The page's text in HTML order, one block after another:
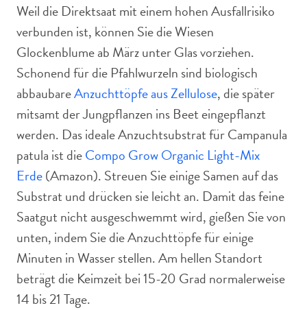
Weil die Direktsaat mit einem hohen Ausfallrisiko
verbunden ist, können Sie die Wiesen
Glockenblume ab März unter Glas vorziehen.
Schonend für die Pfahlwurzeln sind biologisch
abbaubareAnzuchttöpfe aus Zellulose, die später
mitsamt der Jungpflanzen ins Beet eingepflanzt
werden. Das ideale Anzuchtsubstrat für Campanula
patula ist dieCompo Grow Organic Light-Mix
Erde(Amazon). Streuen Sie einige Samen auf das
Substrat und drücken sie leicht an. Damit das feine
Saatgut nicht ausgeschwemmt wird, gießen Sie von
unten, indem Sie die Anzuchttöpfe für einige
Minuten in Wasser stellen. Am hellen Standort
beträgt die Keimzeit bei 15-20 Grad normalerweise
14 bis 21 Tage.